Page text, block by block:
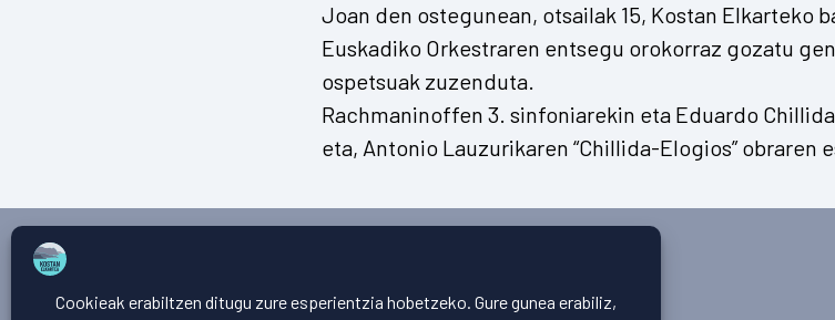
Joan den ostegunean, otsailak 15, Kostan Elkarteko
Euskadiko Orkestraren entsegu orokorraz gozatu
ospetsuak zuzenduta.
Rachmaninoffen 3. sinfoniarekin eta Eduardo
eta, Antonio Lauzurikaren “Chillida-Elogios” obraren